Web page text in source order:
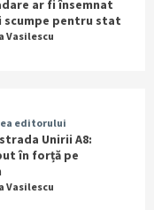
ar fi însemnat
pentru stat
Vasilescu
editorului
Unirii A8:
în forță pe
Vasilescu